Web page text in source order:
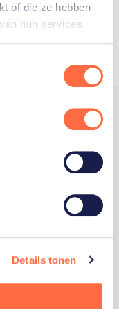
of die ze hebben
hun services.
Details tonen
van
maken.